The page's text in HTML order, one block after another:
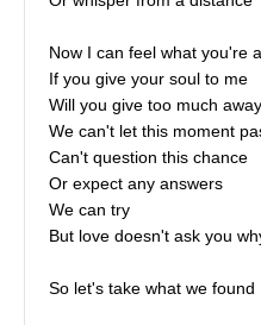
Now I can feel what you're
If you give your soul to me
Will you give too much
We can't let this moment
Can't question this chance
Or expect any answers
We can try
But love doesn't ask you
So let's take what we found